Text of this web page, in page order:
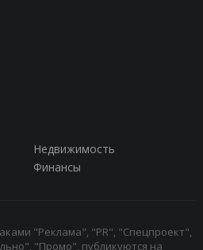
Недвижимость
Финансы
"Реклама", "PR", "Спецпроект",
"Промо", публикуются на